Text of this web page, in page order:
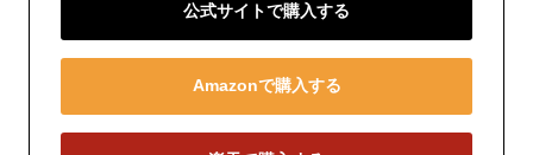
公式サイトで購入する
Amazonで購入する